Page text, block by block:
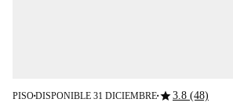
PISO■DISPONIBLE 31 DICIEMBRE■star3.8 (48)